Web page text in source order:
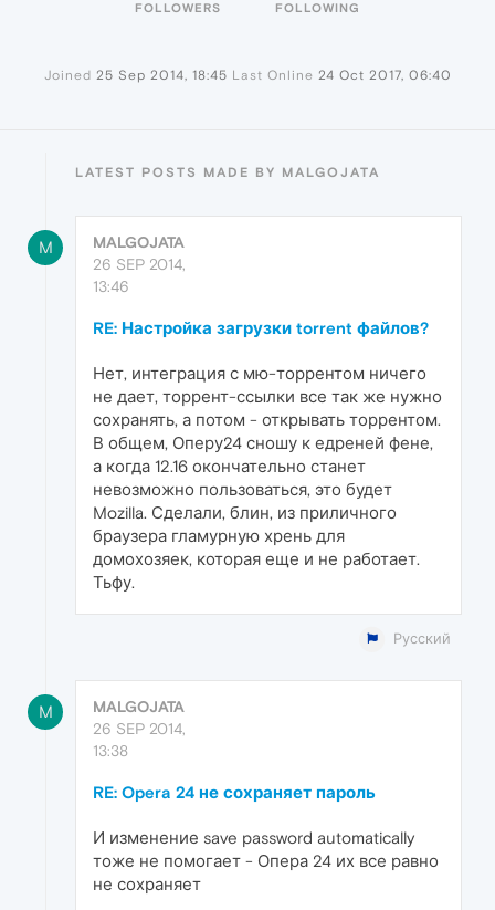
FOLLOWERS FOLLOWING
Joined 25 Sep 2014, 18:45 Last Online 24 Oct 2017, 06:40
LATEST POSTS MADE BY MALGOJATA
M
MALGOJATA
26 SEP 2014,
13:46
RE: Настройка загрузки torrent файлов?
Нет, интеграция с мю-торрентом ничего
не дает, торрент-ссылки все так же нужно
сохранять, а потом - открывать торрентом.
В общем, Оперу24 сношу к едреней фене,
а когда 12.16 окончательно станет
невозможно пользоваться, это будет
Mozilla. Сделали, блин, из приличного
браузера гламурную хрень для
домохозяек, которая еще и не работает.
Тьфу.
Русский
M
MALGOJATA
26 SEP 2014,
13:38
RE: Opera 24 не сохраняет пароль
И изменение save password automatically
тоже не помогает - Опера 24 их все равно
не сохраняет